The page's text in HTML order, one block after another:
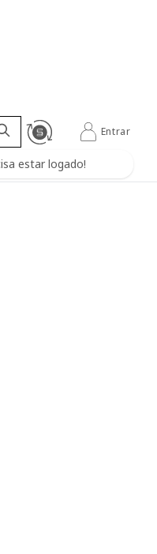
estar logado!
Entrar